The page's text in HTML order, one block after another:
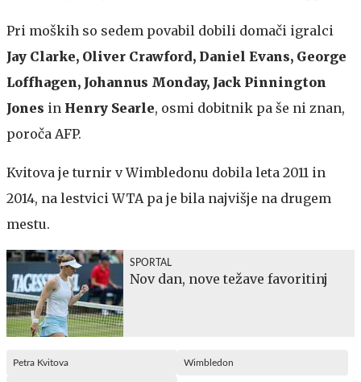
Pri moških so sedem povabil dobili domači igralci
Jay Clarke, Oliver Crawford, Daniel Evans, George
Loffhagen, Johannus Monday, Jack Pinnington
Jones in Henry Searle, osmi dobitnik pa še ni znan,
poroča AFP.
Kvitova je turnir v Wimbledonu dobila leta 2011 in
2014, na lestvici WTA pa je bila najvišje na drugem
mestu.
SPORTAL
Nov dan, nove težave favoritinj
Petra Kvitova Wimbledon